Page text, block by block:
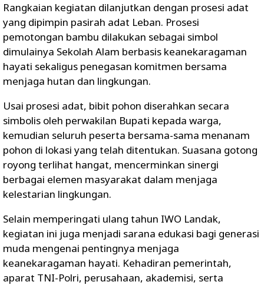
Rangkaian kegiatan dilanjutkan dengan prosesi adat
yang dipimpin pasirah adat Leban. Prosesi
pemotongan bambu dilakukan sebagai simbol
dimulainya Sekolah Alam berbasis keanekaragaman
hayati sekaligus penegasan komitmen bersama
menjaga hutan dan lingkungan.
Usai prosesi adat, bibit pohon diserahkan secara
simbolis oleh perwakilan Bupati kepada warga,
kemudian seluruh peserta bersama-sama menanam
pohon di lokasi yang telah ditentukan. Suasana gotong
royong terlihat hangat, mencerminkan sinergi
berbagai elemen masyarakat dalam menjaga
kelestarian lingkungan.
Selain memperingati ulang tahun IWO Landak,
kegiatan ini juga menjadi sarana edukasi bagi generasi
muda mengenai pentingnya menjaga
keanekaragaman hayati. Kehadiran pemerintah,
aparat TNI-Polri, perusahaan, akademisi, serta